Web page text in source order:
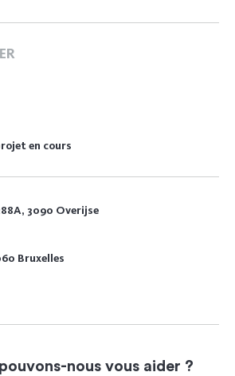
en cours
3090 Overijse
Bruxelles
nous vous aider ?